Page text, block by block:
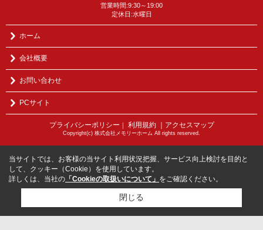
営業時間:9:30～19:00
定休日:水曜日
ホーム
会社概要
お問い合わせ
PCサイト
プライバシーポリシー 利用規約 ｜アクセスマップ
Copyright(c) 株式会社メモリーホーム All rights reserved.
当サイトでは、お客様の当サイト利用状況把握、サービス向上検討を目的と
して、クッキー（Cookie）を使用しています。
詳しくは、当社の 「Cookieの取扱いについて」 をご確認ください。
閉じる